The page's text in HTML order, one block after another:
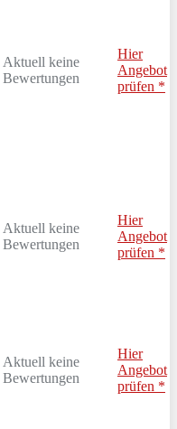
Aktuell keine
Bewertungen
Hier
Angebot
prüfen *
Aktuell keine
Bewertungen
Hier
Angebot
prüfen *
Aktuell keine
Bewertungen
Hier
Angebot
prüfen *